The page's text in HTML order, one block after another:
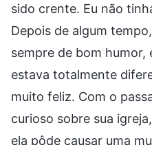
sido crente. Eu não
Depois de algum
sempre de bom
estava totalmente
muito feliz. Com o
curioso sobre sua
ela pôde causar uma